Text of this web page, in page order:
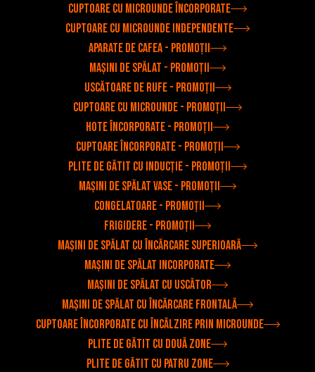
Cuptoare cu microunde încorporate
Cuptoare cu microunde independente
Aparate de cafea - Promoții
Mașini de spălat - Promoții
Uscătoare de rufe - Promoții
Cuptoare cu microunde - Promoții
Hote încorporate - Promoții
Cuptoare încorporate - Promoții
Plite de gătit cu inducție - Promoții
Mașini de spălat vase - Promoții
Congelatoare - Promoții
Frigidere - Promoții
Mașini de spălat cu încărcare superioară
Mașini de spălat incorporate
Mașini de spălat cu uscător
Mașini de spălat cu încărcare frontală
Cuptoare încorporate cu încălzire prin microunde
Plite de gătit cu două zone
Plite de gătit cu patru zone